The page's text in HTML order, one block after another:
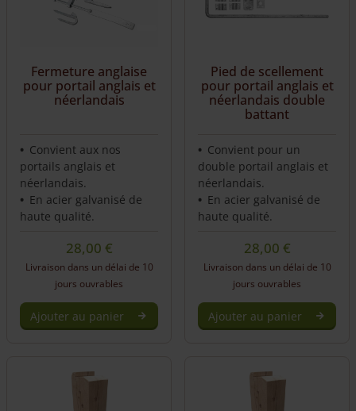
chosen
on
page
Fermeture anglaise
pour portail anglais et
néerlandais
Convient aux nos
portails anglais et
néerlandais.
En acier galvanisé de
haute qualité.
28,00 €
Livraison dans un délai de 10
jours ouvrables
Ajouter au panier
Pied de scellement
pour portail anglais et
néerlandais double
battant
Convient pour un
double portail anglais et
néerlandais.
En acier galvanisé de
haute qualité.
28,00 €
Livraison dans un délai de 10
jours ouvrables
Ajouter au panier